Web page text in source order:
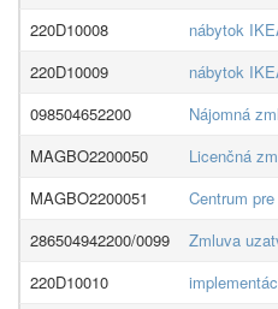
220D10008
nábytok
220D10009
nábytok
098504652200
Nájomná
MAGBO2200050
Licenčná
MAGBO2200051
Centrum
286504942200/0099
Zmluva
220D10010